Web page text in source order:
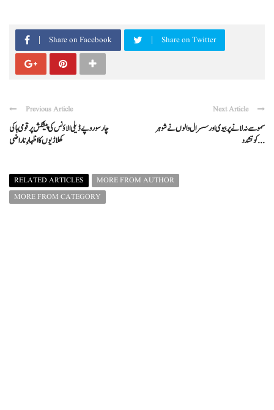
Share on Facebook Share on Twitter
Previous Article
چارسوروپے ڈیلی الاؤنس کی پیشکش پر قومی ہاکی
کھلاڑیوں کا اظہارِ ناراضی
Next Article
سموسے نہ لانے پر بیوی اور سسرال والوں نے شوہر
کو تشدد ...
RELATED ARTICLES
MORE FROM AUTHOR
MORE FROM CATEGORY